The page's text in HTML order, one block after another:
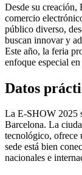
Desde su creación,
comercio
público diverso,
buscan innovar y
Este año, la feria
enfoque especial
Datos
La E-SHOW 2025
Barcelona. La
tecnológico, ofrece
sede está bien
nacionales e